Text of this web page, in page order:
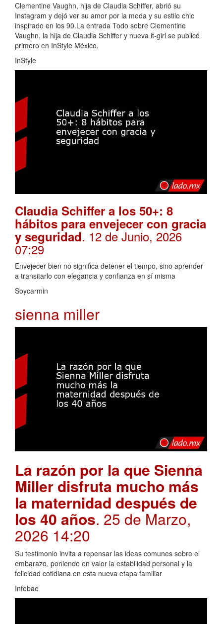
Clementine Vaughn, hija de Claudia Schiffer, abrió su
Instagram y dejó ver su amor por la moda y su estilo chic
inspirado en los 90.La entrada Todo sobre Clementine
Vaughn, la hija de Claudia Schiffer y nueva it-girl se publicó
primero en InStyle México.
InStyle
Claudia Schiffer a los 50+: 8
hábitos para envejecer con gracia
y seguridad. 12 de Junio, 2026
07:29
Envejecer bien no significa detener el tiempo, sino aprender
a transitarlo con elegancia y confianza en sí misma
Soycarmin
sienna miller
La razón por la que Sienna
Miller disfruta mucho más
la maternidad después de
los 40 años. 25 de Marzo,
2026 14:20
Su testimonio invita a repensar las ideas comunes sobre el
embarazo, poniendo en valor la estabilidad personal y la
felicidad cotidiana en esta nueva etapa familiar
Infobae